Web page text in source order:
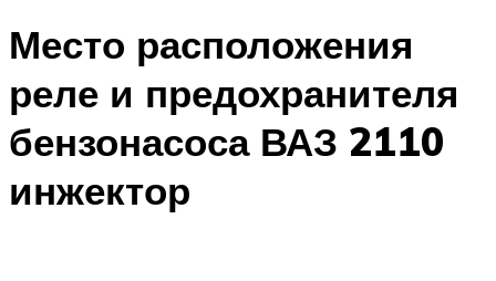
Место расположения
реле и предохранителя
бензонасоса ВАЗ 2110
инжектор